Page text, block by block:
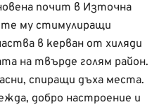
почит в Източна
му стимулиращи
в керван от хиляди
на твърде голям район.
спиращи дъха места.
добро настроение и